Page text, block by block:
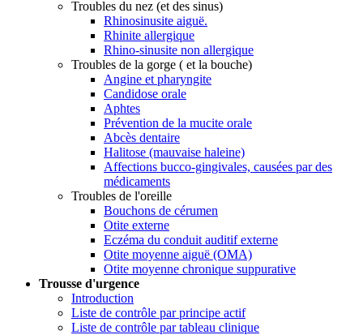
Troubles du nez (et des sinus)
Rhinosinusite aiguë.
Rhinite allergique
Rhino-sinusite non allergique
Troubles de la gorge ( et la bouche)
Angine et pharyngite
Candidose orale
Aphtes
Prévention de la mucite orale
Abcès dentaire
Halitose (mauvaise haleine)
Affections bucco-gingivales, causées par des
médicaments
Troubles de l'oreille
Bouchons de cérumen
Otite externe
Eczéma du conduit auditif externe
Otite moyenne aiguë (OMA)
Otite moyenne chronique suppurative
Trousse d'urgence
Introduction
Liste de contrôle par principe actif
Liste de contrôle par tableau clinique